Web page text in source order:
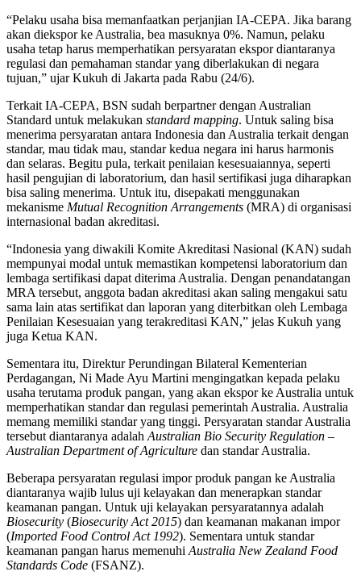
“Pelaku usaha bisa memanfaatkan perjanjian IA-CEPA. Jika barang
akan diekspor ke Australia, bea masuknya 0%. Namun, pelaku
usaha tetap harus memperhatikan persyaratan ekspor diantaranya
regulasi dan pemahaman standar yang diberlakukan di negara
tujuan,” ujar Kukuh di Jakarta pada Rabu (24/6).
Terkait IA-CEPA, BSN sudah berpartner dengan Australian
Standard untuk melakukan standard mapping. Untuk saling bisa
menerima persyaratan antara Indonesia dan Australia terkait dengan
standar, mau tidak mau, standar kedua negara ini harus harmonis
dan selaras. Begitu pula, terkait penilaian kesesuaiannya, seperti
hasil pengujian di laboratorium, dan hasil sertifikasi juga diharapkan
bisa saling menerima. Untuk itu, disepakati menggunakan
mekanisme Mutual Recognition Arrangements (MRA) di organisasi
internasional badan akreditasi.
“Indonesia yang diwakili Komite Akreditasi Nasional (KAN) sudah
mempunyai modal untuk memastikan kompetensi laboratorium dan
lembaga sertifikasi dapat diterima Australia. Dengan penandatangan
MRA tersebut, anggota badan akreditasi akan saling mengakui satu
sama lain atas sertifikat dan laporan yang diterbitkan oleh Lembaga
Penilaian Kesesuaian yang terakreditasi KAN,” jelas Kukuh yang
juga Ketua KAN.
Sementara itu, Direktur Perundingan Bilateral Kementerian
Perdagangan, Ni Made Ayu Martini mengingatkan kepada pelaku
usaha terutama produk pangan, yang akan ekspor ke Australia untuk
memperhatikan standar dan regulasi pemerintah Australia. Australia
memang memiliki standar yang tinggi. Persyaratan standar Australia
tersebut diantaranya adalah Australian Bio Security Regulation –
Australian Department of Agriculture dan standar Australia.
Beberapa persyaratan regulasi impor produk pangan ke Australia
diantaranya wajib lulus uji kelayakan dan menerapkan standar
keamanan pangan. Untuk uji kelayakan persyaratannya adalah
Biosecurity (Biosecurity Act 2015) dan keamanan makanan impor
(Imported Food Control Act 1992). Sementara untuk standar
keamanan pangan harus memenuhi Australia New Zealand Food
Standards Code (FSANZ).